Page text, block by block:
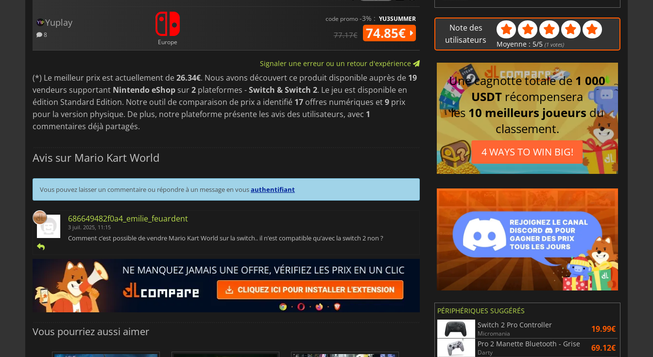
Yuplay
8
Europe
code promo-3% : YU3SUMMER
77.17€ 74.85€
Signaler une erreur ou un retour d'expérience
(*) Le meilleur prix est actuellement de26.34€. Nous avons découvert ce produit disponible auprès de 19
vendeurs supportant Nintendo eShop sur2 plateformes -Switch & Switch 2. Le jeu est disponible en
édition Standard Edition. Notre outil de comparaison de prix a identifié 17 offres numériques et9 prix
pour la version physique. De plus, notre plateforme présente les avis des utilisateurs, avec 1
commentaires déjà partagés.
Avis sur Mario Kart World
Vous pouvez laisser un commentaire ou répondre à un message en vousauthentifiant
686649482f0a4_emilie_feuardent
3 juil. 2025, 11:15
Comment c’est possible de vendre Mario Kart World sur la switch.. il n’est compatible qu’avec la switch 2 non ?
Vous pourriez aussi aimer
Note des
utilisateurs
Moyenne : 5/5 (1 votes)
Une cagnotte totale de 1 000
USDT récompensera
les 10 meilleurs joueurs du
classement.
4 WAYS TO WIN BIG!
PÉRIPHÉRIQUES SUGGÉRÉS
Switch 2 Pro Controller
Micromania 19.99€
Pro 2 Manette Bluetooth - Grise
Darty 69.12€